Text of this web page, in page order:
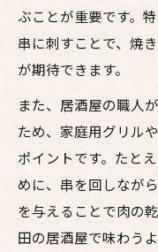
焼鳥の串打
素
居酒屋スタ
上げ
お酒と楽し
説
お酒と味わう
居酒屋の味
術
ぶことが重要です。
串に刺すことで、焼
が期待できます。
また、居酒屋の職人
ため、家庭用グリル
ポイントです。たと
めに、串を回しなが
を与えることで肉の
田の居酒屋で味わう